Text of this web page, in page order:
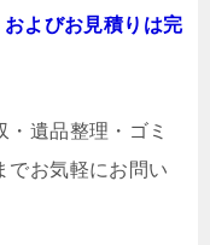
よびお見積りは完
遺品整理・ゴミ
でお気軽にお問い